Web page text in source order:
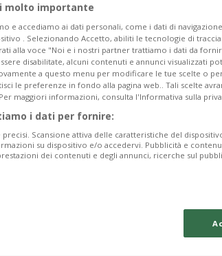
molto importante
e accediamo ai dati personali, come i dati di
. Selezionando Accetto, abiliti le tecnologie di
alla voce "Noi e i nostri partner trattiamo i dati da
disabilitate, alcuni contenuti e annunci visualizzati
a questo menu per modificare le tue scelte o
le preferenze in fondo alla pagina web.. Tali scelte
maggiori informazioni, consulta l'Informativa sulla
i dati per fornire:
Scansione attiva delle caratteristiche del
su dispositivo e/o accedervi. Pubblicità e
dei contenuti e degli annunci, ricerche sul